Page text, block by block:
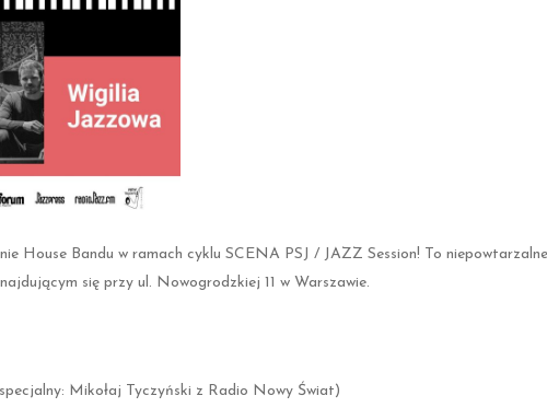
House Bandu w ramach cyklu SCENA PSJ / JAZZ Session! To
się przy ul. Nowogrodzkiej 11 w Warszawie.
Mikołaj Tyczyński z Radio Nowy Świat)